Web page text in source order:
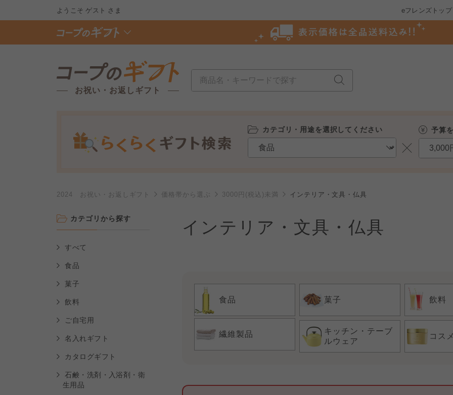
ようこそゲスト さま eフレンズトップ
お祝い・お返しギフト
カテゴリ・用途を選択してください 予算
2024 お祝い・お返しギフト 価格帯から選ぶ 3000円(税込)未満 インテリア・文具・仏具
カテゴリから探す
すべて
食品
菓子
飲料
ご自宅用
名入れギフト
カタログギフト
石鹸・洗剤・入浴剤・衛
生用品
インテリア・文具・仏具
食品 菓子 飲料
繊維製品
キッチン・テーブ
ルウェア
コス